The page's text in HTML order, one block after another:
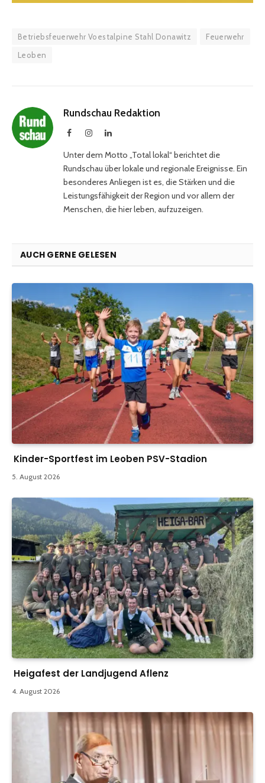
Betriebsfeuerwehr Voestalpine Stahl Donawitz
Feuerwehr
Leoben
Rundschau Redaktion
FacebookInstagramLinkedIn
Unter dem Motto „Total lokal“ berichtet die
Rundschau über lokale und regionale Ereignisse. Ein
besonderes Anliegen ist es, die Stärken und die
Leistungsfähigkeit der Region und vor allem der
Menschen, die hier leben, aufzuzeigen.
AUCH GERNE GELESEN
Kinder-Sportfest im Leoben PSV-Stadion
5. August 2026
Heigafest der Landjugend Aflenz
4. August 2026